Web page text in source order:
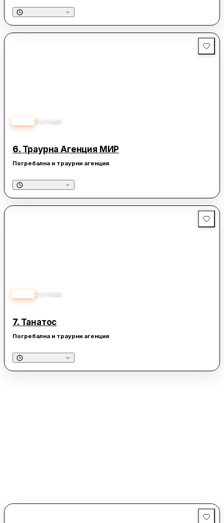
3 отзива
6. Траурна Агенция МИР
Погребална и траурни агенция
2 отзива
7. Танатос
Погребална и траурни агенция